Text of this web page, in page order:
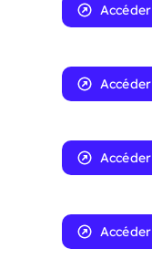
Accéder
Accéder
Accéder
Accéder